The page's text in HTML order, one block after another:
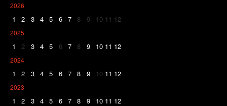
2026
1 2 3 4 5 6 7 8 9 10 11 12
2025
1 2 3 4 5 6 7 8 9 10 11 12
2024
1 2 3 4 5 6 7 8 9 10 11 12
2023
1 2 3 4 5 6 7 8 9 10 11 12